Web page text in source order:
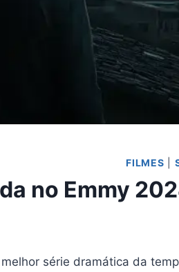
FILMES
no Emmy
série dramática da